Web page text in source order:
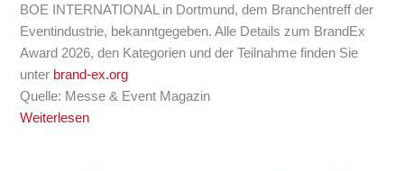
BOE INTERNATIONAL in Dortmund, dem Branchentreff der
Eventindustrie, bekanntgegeben. Alle Details zum BrandEx
Award 2026, den Kategorien und der Teilnahme finden Sie
unter brand-ex.org
Quelle: Messe & Event Magazin
Weiterlesen